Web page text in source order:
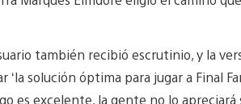
también recibió escrutinio, y la
‘la solución óptima para jugar a Final
es excelente, la gente no lo apreciará